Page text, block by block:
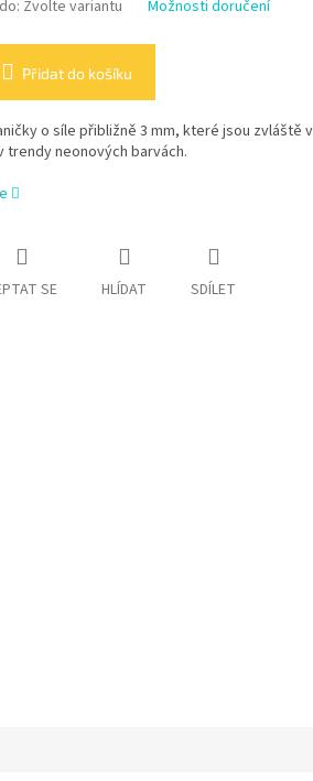
Zvolte variantu Možnosti doručení
Přidat do košíku
o síle přibližně 3 mm, které jsou zvláště
trendy neonových barvách.
SE HLÍDAT SDÍLET